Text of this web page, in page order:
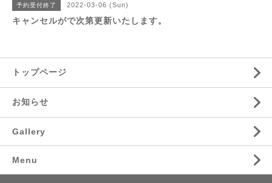
予約受付終了 2022-03-06 (Sun)
キャンセルがで次第更新いたします。
トップページ
お知らせ
Gallery
Menu